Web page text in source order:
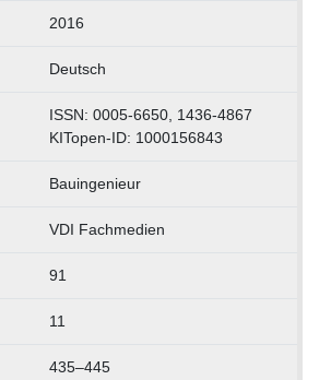
2016
Deutsch
ISSN: 0005-6650, 1436-4867
KITopen-ID: 1000156843
Bauingenieur
VDI Fachmedien
91
11
435–445